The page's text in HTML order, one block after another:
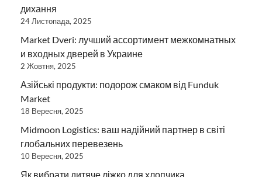
дихання
24 Листопада, 2025
Market Dveri: лучший ассортимент межкомнатных
и входных дверей в Украине
2 Жовтня, 2025
Азійські продукти: подорож смаком від Funduk
Market
18 Вересня, 2025
Midmoon Logistics: ваш надійний партнер в світі
глобальних перевезень
10 Вересня, 2025
Як вибрати дитяче ліжко для хлопчика